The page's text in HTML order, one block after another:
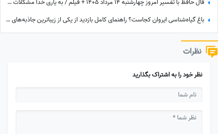
فال حافظ با تفسیر امروز چهارشنبه 14 مرداد 1405 + فیلم / به یاری خدا مشکلات حل و بخت خفته تو از خواب بیدار خواهد شد
باغ گیاه‌شناسی ایروان کجاست؟ راهنمای کامل بازدید از یکی از زیباترین جاذبه‌های طبیعی ارمنستان، مسیر دسترسی، امکانات و بهترین زمان سفر
نظرات
نظر خود را به اشتراک بگذارید